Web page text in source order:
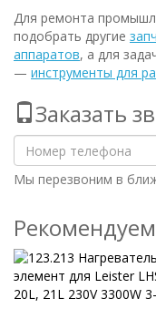
Для ремонта
подобрать другие
аппаратов, а для
— инструменты для
Заказать
Мы перезвоним в